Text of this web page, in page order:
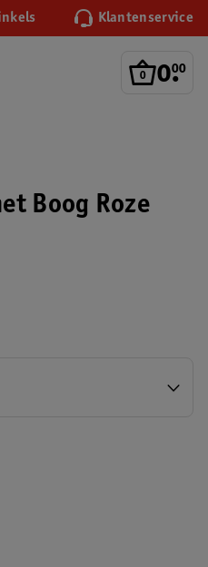
Klantenservice
0.
00
Boog Roze